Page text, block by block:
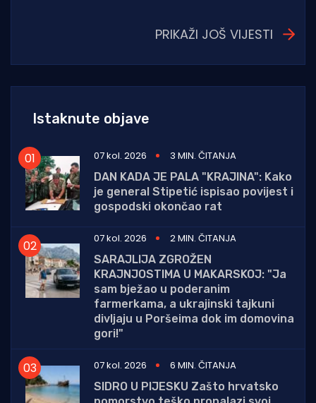
PRIKAŽI JOŠ VIJESTI
Istaknute objave
07 kol. 2026
3 MIN. ČITANJA
DAN KADA JE PALA "KRAJINA": Kako
je general Stipetić ispisao povijest i
gospodski okončao rat
07 kol. 2026
2 MIN. ČITANJA
SARAJLIJA ZGROŽEN
KRAJNJOSTIMA U MAKARSKOJ: "Ja
sam bježao u poderanim
farmerkama, a ukrajinski tajkuni
divljaju u Poršeima dok im domovina
gori!"
07 kol. 2026
6 MIN. ČITANJA
SIDRO U PIJESKU Zašto hrvatsko